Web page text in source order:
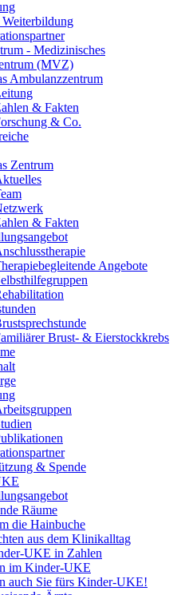
- Medizinisches
(MVZ)
Ambulanzzentrum
& Fakten
& Co.
Zentrum
& Fakten
Angebote
Brust- & Eierstockkrebs
& Spende
Räume
die Hainbuche
aus dem Klinikalltag
UKE in Zahlen
im Kinder-UKE
auch Sie fürs Kinder-UKE!